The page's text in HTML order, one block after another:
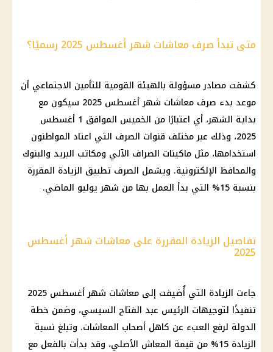
متى تبدأ صرف معاشات شهر أغسطس 2025 رسميًا؟
كشفت مصادر مسؤولة بالهيئة القومية للتأمين الاجتماعي أن
موعد بدء صرف معاشات شهر أغسطس 2025 سيكون مع
بداية الشهر، أي اعتبارًا من الخميس الموافق 1 أغسطس
2025، وذلك عبر مختلف قنوات الصرف التي اعتاد المواطنون
استخدامها، مثل ماكينات الصراف الآلي ومكاتب البريد والبنوك
والمحافظ الإلكترونية. ويشمل الصرف تطبيق الزيادة المقررة
بنسبة 15% التي بدأ العمل بها من شهر يوليو الماضي.
تفاصيل الزيادة المقررة على معاشات شهر أغسطس
2025
جاءت الزيادة التي أُضيفت إلى معاشات شهر أغسطس 2025
تنفيذًا لتوجيهات الرئيس عبد الفتاح السيسي، وضمن خطة
الدولة لرفع العبء عن كاهل أصحاب المعاشات. وتبلغ نسبة
الزيادة 15% من قيمة المعاش الأصلي، وقد بدأت بالفعل مع